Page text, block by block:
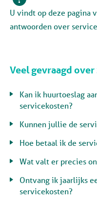
U vindt op deze pagina
antwoorden over
Veel gevraagd
Kan ik huurtoeslag aanvragen voor
servicekosten?
Kunnen jullie de
Hoe betaal ik de
Wat valt er precies
Ontvang ik jaarlijks een afrekening voor
servicekosten?